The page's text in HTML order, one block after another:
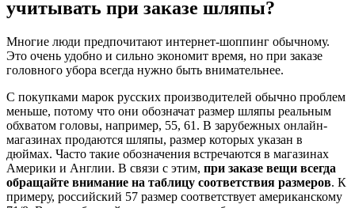
учитывать при заказе шляпы?
Многие люди предпочитают интернет-шоппинг обычному.
Это очень удобно и сильно экономит время, но при заказе
головного убора всегда нужно быть внимательнее.
С покупками марок русских производителей обычно проблем
меньше, потому что они обозначат размер шляпы реальным
обхватом головы, например, 55, 61. В зарубежных онлайн-
магазинах продаются шляпы, размер которых указан в
дюймах. Часто такие обозначения встречаются в магазинах
Америки и Англии. В связи с этим, при заказе вещи всегда
обращайте внимание на таблицу соответствия размеров. К
примеру, российский 57 размер соответствует американскому